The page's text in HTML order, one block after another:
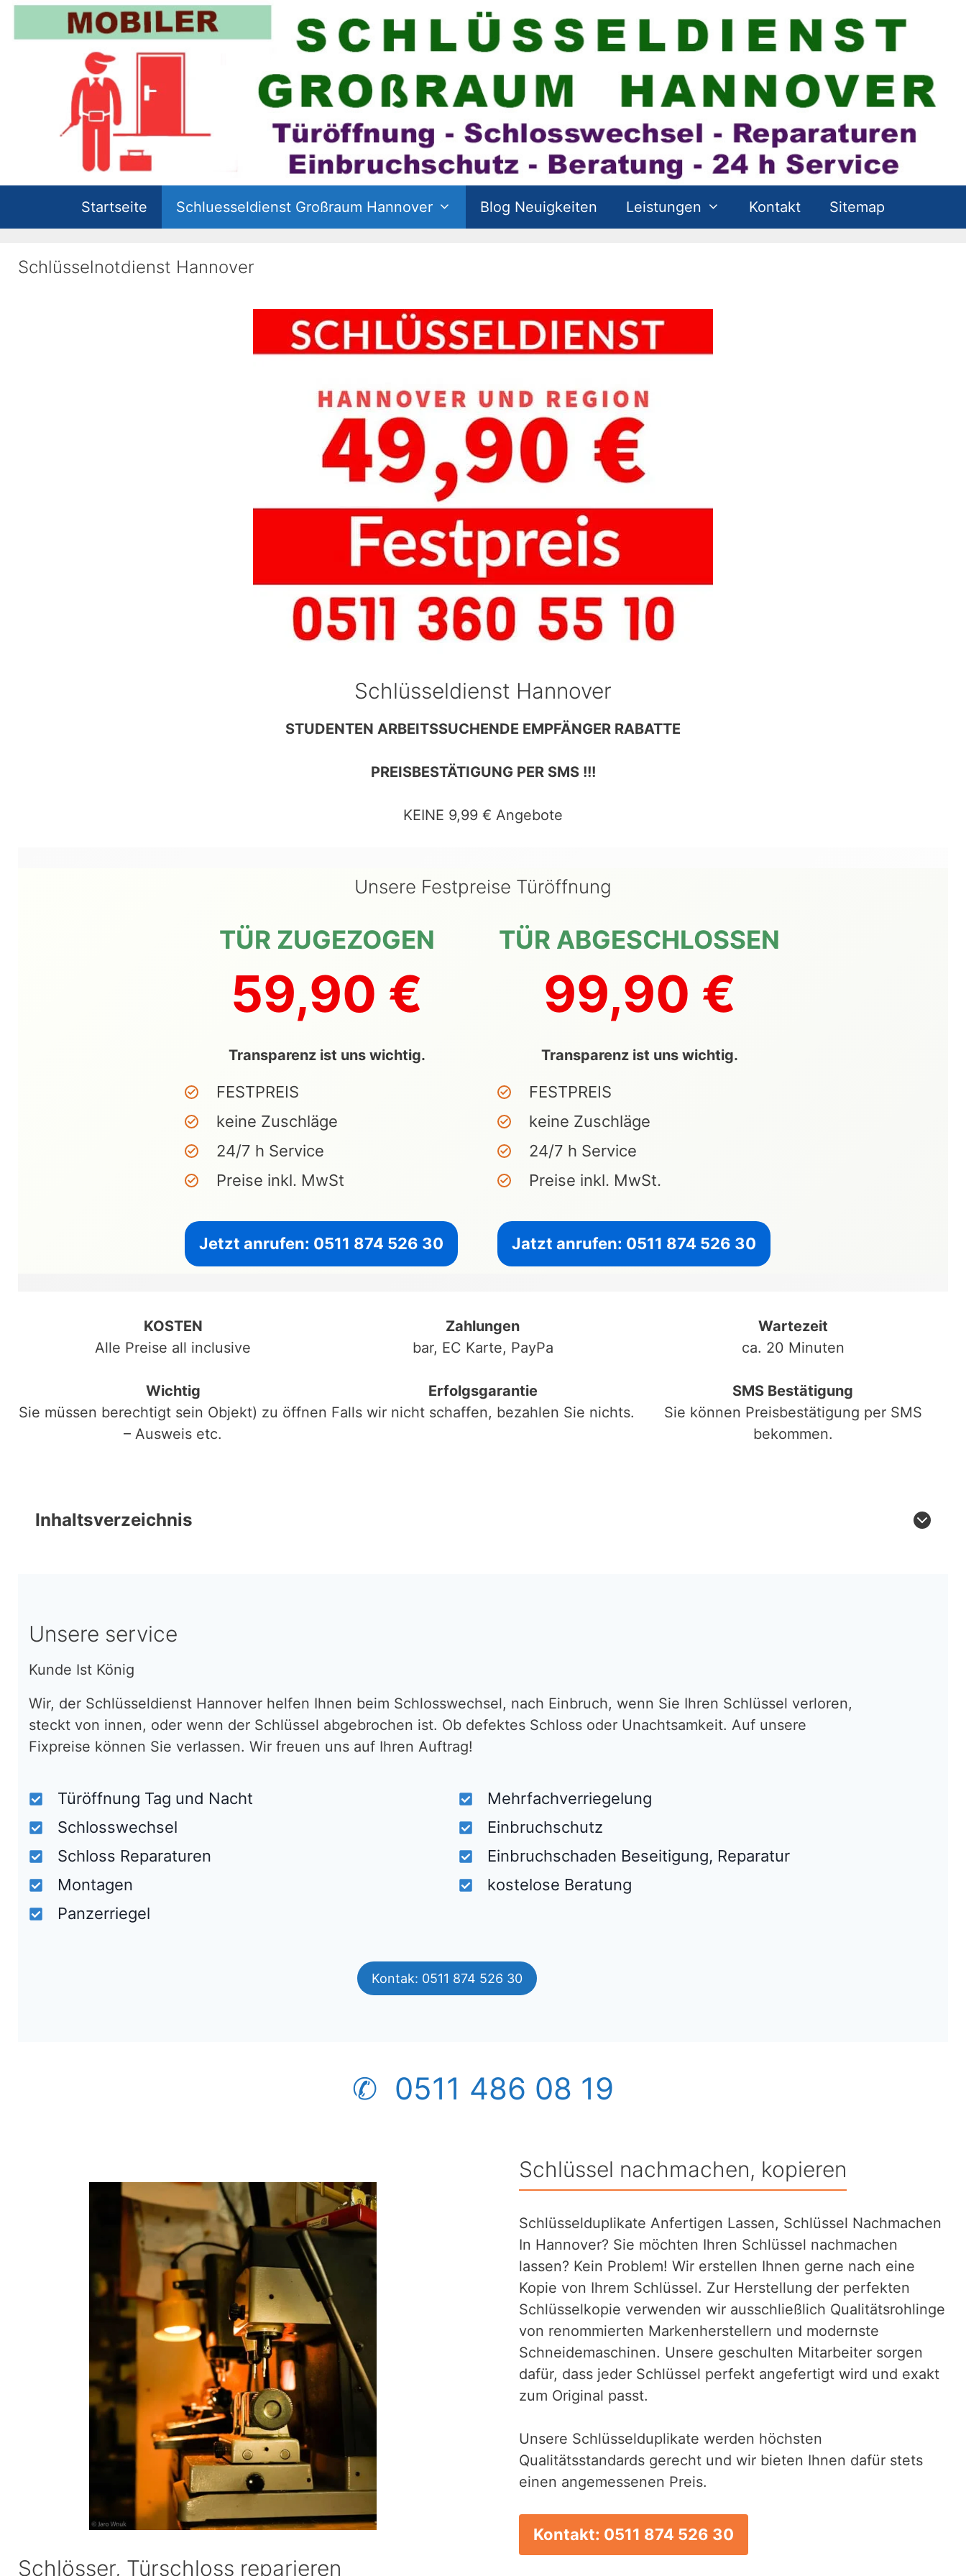
Zum
Inhalt
Startseite Schluesseldienst Großraum Hannover Blog Neuigkeiten Leistungen Kontakt Sitemap
Schlüsselnotdienst Hannover
Schlüsseldienst Hannover
STUDENTEN ARBEITSSUCHENDE EMPFÄNGER RABATTE
PREISBESTÄTIGUNG PER SMS !!!
KEINE 9,99 € Angebote
Unsere Festpreise Türöffnung
TÜR ZUGEZOGEN
59,90 €
Transparenz ist uns wichtig.
FESTPREIS
keine Zuschläge
24/7 h Service
Preise inkl. MwSt
Jetzt anrufen: 0511 874 526 30
TÜR ABGESCHLOSSEN
99,90 €
Transparenz ist uns wichtig.
FESTPREIS
keine Zuschläge
24/7 h Service
Preise inkl. MwSt.
Jatzt anrufen: 0511 874 526 30
KOSTEN
Alle Preise all inclusive
Wichtig
Sie müssen berechtigt sein Objekt) zu öffnen
– Ausweis etc.
Zahlungen
bar, EC Karte, PayPa
Erfolgsgarantie
Falls wir nicht schaffen, bezahlen Sie nichts.
Wartezeit
ca. 20 Minuten
SMS Bestätigung
Sie können Preisbestätigung per SMS
bekommen.
Inhaltsverzeichnis
Unsere service
Kunde Ist König
Wir, der Schlüsseldienst Hannover helfen Ihnen beim Schlosswechsel, nach Einbruch, wenn Sie Ihren Schlüssel verloren,
steckt von innen, oder wenn der Schlüssel abgebrochen ist. Ob defektes Schloss oder Unachtsamkeit. Auf unsere
Fixpreise können Sie verlassen. Wir freuen uns auf Ihren Auftrag!
Türöffnung Tag und Nacht
Schlosswechsel
Schloss Reparaturen
Montagen
Panzerriegel
Mehrfachverriegelung
Einbruchschutz
Einbruchschaden Beseitigung, Reparatur
kostelose Beratung
Kontak: 0511 874 526 30
✆ 0511 486 08 19
Schlüssel nachmachen, kopieren
Schlüsselduplikate Anfertigen Lassen, Schlüssel Nachmachen
In Hannover? Sie möchten Ihren Schlüssel nachmachen
lassen? Kein Problem! Wir erstellen Ihnen gerne nach eine
Kopie von Ihrem Schlüssel. Zur Herstellung der perfekten
Schlüsselkopie verwenden wir ausschließlich Qualitätsrohlinge
von renommierten Markenherstellern und modernste
Schneidemaschinen. Unsere geschulten Mitarbeiter sorgen
dafür, dass jeder Schlüssel perfekt angefertigt wird und exakt
zum Original passt.
Unsere Schlüsselduplikate werden höchsten
Qualitätsstandards gerecht und wir bieten Ihnen dafür stets
einen angemessenen Preis.
Kontakt: 0511 874 526 30
Schlösser, Türschloss reparieren